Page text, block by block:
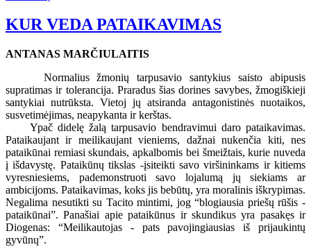
KUR VEDA PATAIKAVIMAS
ANTANAS MARČIULAITIS
Normalius žmonių tarpusavio santykius saisto abipusis
supratimas ir tolerancija. Praradus šias dorines savybes, žmogiškieji
santykiai nutrūksta. Vietoj jų atsiranda antagonistinės nuotaikos,
susvetimėjimas, neapykanta ir kerštas.
Ypač didelę žalą tarpusavio bendravimui daro pataikavimas.
Pataikaujant ir meilikaujant vieniems, dažnai nukenčia kiti, nes
pataikūnai remiasi skundais, apkalbomis bei šmeižtais, kurie nuveda
į išdavystę. Pataikūnų tikslas -įsiteikti savo viršininkams ir kitiems
vyresniesiems, pademonstruoti savo lojalumą jų siekiams ar
ambicijoms. Pataikavimas, koks jis bebūtų, yra moralinis iškrypimas.
Negalima nesutikti su Tacito mintimi, jog “blogiausia priešų rūšis -
pataikūnai”. Panašiai apie pataikūnus ir skundikus yra pasakęs ir
Diogenas: “Meilikautojas - pats pavojingiausias iš prijaukintų
gyvūnų”.